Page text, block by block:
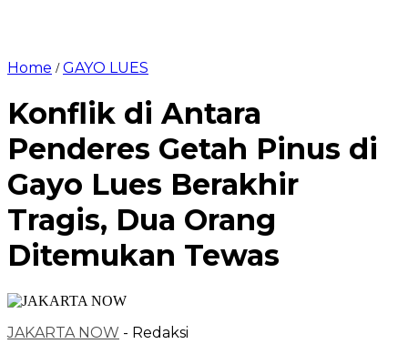
Home /GAYO LUES
Konflik di Antara
Penderes Getah Pinus di
Gayo Lues Berakhir
Tragis, Dua Orang
Ditemukan Tewas
JAKARTA NOW - Redaksi